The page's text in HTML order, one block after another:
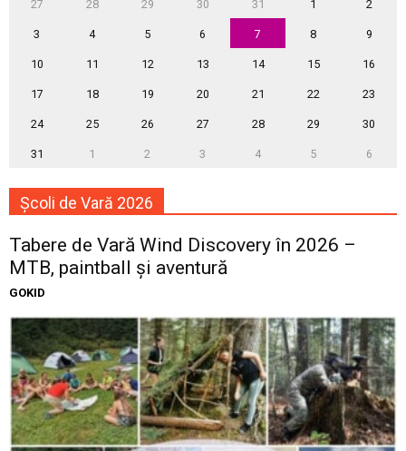
27 28 29 30 31 1 2
3 4 5 6 7 8 9
10 11 12 13 14 15 16
17 18 19 20 21 22 23
24 25 26 27 28 29 30
31 1 2 3 4 5 6
Școli de Vară 2026
Tabere de Vară Wind Discovery în 2026 –
MTB, paintball și aventură
GOKID